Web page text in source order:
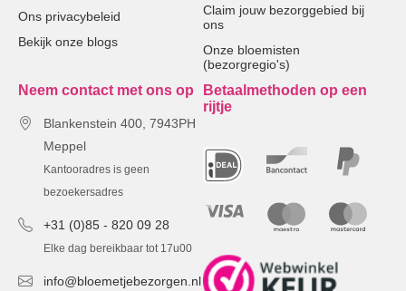
Ons privacybeleid
Bekijk onze blogs
Claim jouw bezorggebied bij
ons
Onze bloemisten
(bezorgregio's)
Neem contact met ons op
Blankenstein 400, 7943PH
Meppel
Kantooradres is geen
bezoekersadres
+31 (0)85 - 820 09 28
Elke dag bereikbaar tot 17u00
info@bloemetjebezorgen.nl
Betaalmethoden op een
rijtje